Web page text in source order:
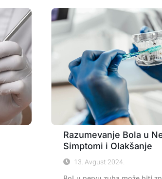
Razumevanje Bola u
Simptomi i Olakšanje
13. Avgust 2024.